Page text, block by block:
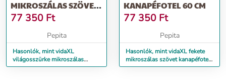
MIKROSZÁLAS SZÖVET
KANAPÉFOTEL 60 CM
77 350 Ft
Pepita
Hasonlók, mint vidaXL
világosszürke mikroszálas
szövet kanapéfotel 60 cm
KANAPÉFOTEL 60 CM
77 350 Ft
Pepita
Hasonlók, mint vidaXL fekete
mikroszálas szövet kanapéfotel
60 cm